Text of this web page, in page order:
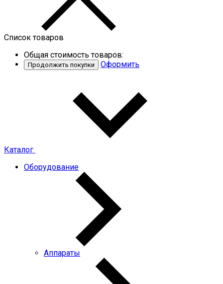
Список товаров
Общая стоимость товаров:
Продолжить покупки Оформить
Каталог
Оборудование
Аппараты